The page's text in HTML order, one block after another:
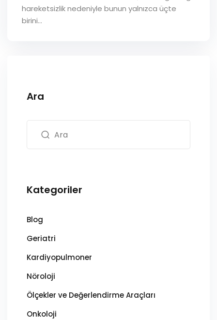
hareketsizlik nedeniyle bunun yalnızca üçte
birini...
Ara
Kategoriler
Blog
Geriatri
Kardiyopulmoner
Nöroloji
Ölçekler ve Değerlendirme Araçları
Onkoloji